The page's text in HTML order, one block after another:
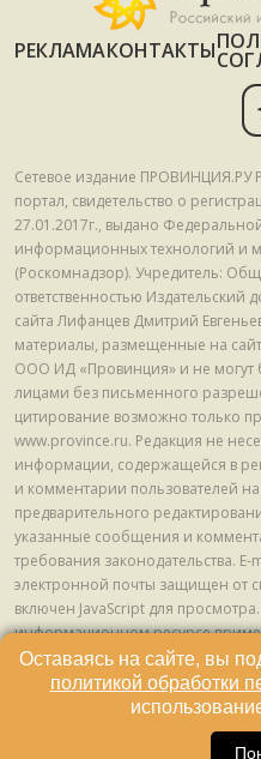
РЕКЛАМАКОНТАКТЫ
Сетевое издание
портал, свидетельство о
27.01.2017г., выдано
информационных технологий и
(Роскомнадзор). Учредитель:
ответственностью
сайта Лифанцев Дмитрий
материалы, размещенные на
ООО ИД «Провинция» и не могут
лицами без письменного
цитирование возможно только
www.province.ru. Редакция не
информации, содержащейся в
и комментарии пользователей
предварительного
указанные сообщения и
требования законодательства.
электронной почты защищен от
включен JavaScript для
информационном ресурсе
технологии (информационные
информации на основе сбора,
относящихся к предпочтениям
находящихся на территории
Оставаясь на сайте, вы
политикой обработки